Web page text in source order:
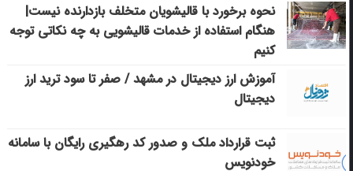
نحوه برخورد با قالیشویان متخلف بازدارنده نیست|
هنگام استفاده از خدمات قالیشویی به چه نکاتی توجه
کنیم
آموزش ارز دیجیتال در مشهد / صفر تا سود ترید ارز
دیجیتال
ثبت قرارداد ملک و صدور کد رهگیری رایگان با سامانه
خودنویس